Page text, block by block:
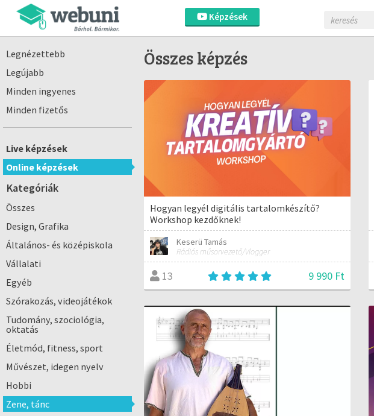
Képzések
Legnézettebb
Legújabb
Minden ingyenes
Minden fizetős
Live képzések
Online képzések
Kategóriák
Összes
Design, Grafika
Általános- és középiskola
Vállalati
Egyéb
Szórakozás, videojátékok
Tudomány, szociológia,
oktatás
Életmód, fitness, sport
Művészet, idegen nyelv
Hobbi
Zene, tánc
Összes képzés
Hogyan legyél digitális tartalomkészítő?
Workshop kezdőknek!
Keserü Tamás
Rádiós műsorvezető/Vlogger
13 9 990 Ft